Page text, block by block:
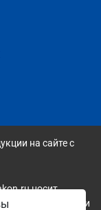
на сайте с
носит
характер и ни